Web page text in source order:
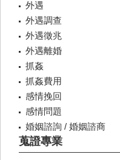
外遇
外遇調查
外遇徵兆
外遇離婚
抓姦
抓姦費用
感情挽回
感情問題
婚姻諮詢 / 婚姻諮商
蒐證專業